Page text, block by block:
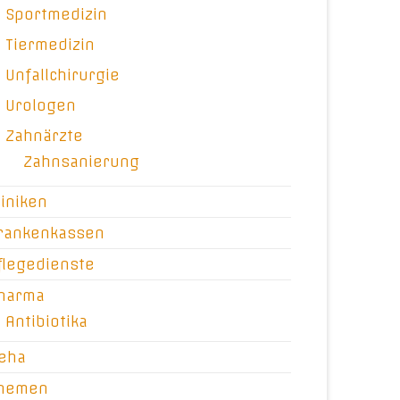
Sportmedizin
Tiermedizin
Unfallchirurgie
Urologen
Zahnärzte
Zahnsanierung
Antibiotika